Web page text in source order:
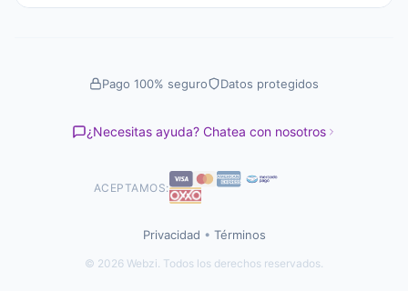
Pago 100% seguro Datos protegidos
¿Necesitas ayuda? Chatea con nosotros
ACEPTAMOS:
Privacidad • Términos
© 2026 Webzi. Todos los derechos reservados.